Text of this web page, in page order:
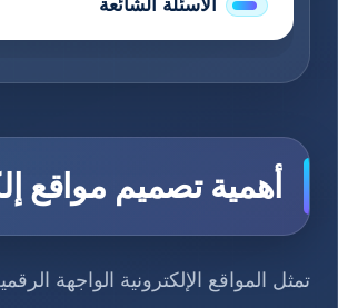
الأسئلة الشائعة
أهمية تصميم مواقع
تمثل المواقع الإلكترونية الواجهة